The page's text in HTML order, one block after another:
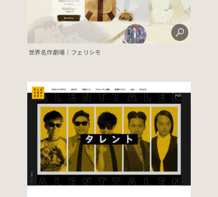
世界名作劇場｜フェリシモ